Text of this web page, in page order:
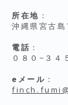
所在地 ：
沖縄県宮古
電話 ：
０８０−３４
eメール ：